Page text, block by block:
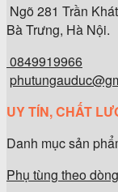
Ngõ 281 Trần
Bà Trưng, Hà Nội.
0849919966
UY TÍN, CHẤT
Danh mục sản
Phụ tùng theo